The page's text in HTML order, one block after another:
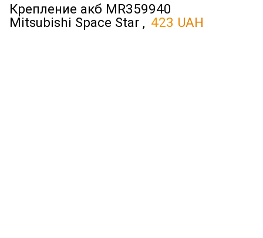
Крепление акб MR359940
Mitsubishi Space Star , 423 UAH